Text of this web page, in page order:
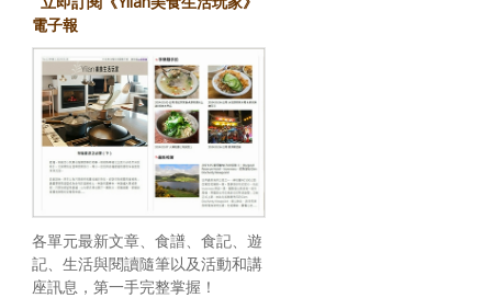
電子報
各單元最新文章、食譜、食記、遊
記、生活與閱讀隨筆以及活動和講
座訊息，第一手完整掌握！